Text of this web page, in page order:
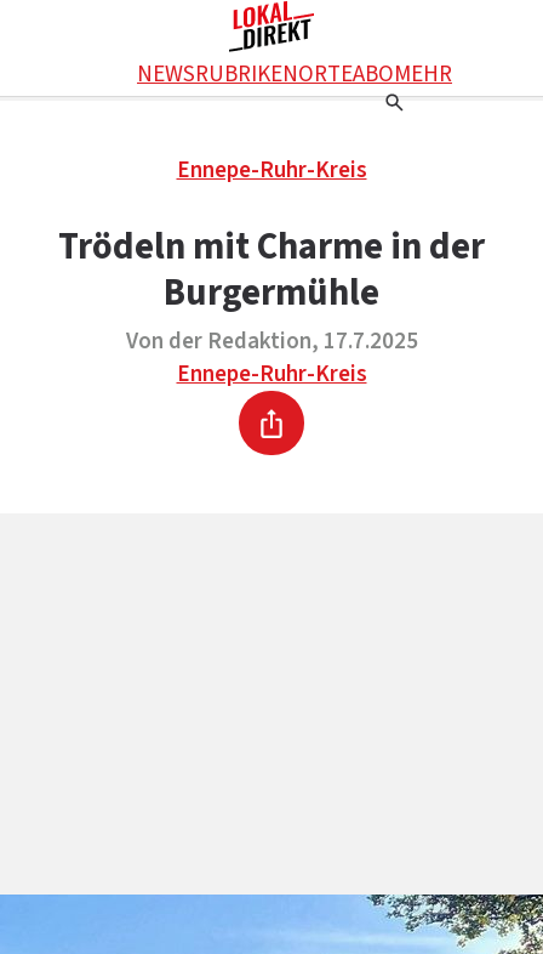
NEWSRUBRIKENORTEABOMEHR
Werbung schalten
Kontakt
WERBUNG SCHALTEN
KONTAKT
DAS TEAM
Ennepe-Ruhr-Kreis
Trödeln mit Charme in der
Burgermühle
Von der Redaktion, 17.7.2025
Ennepe-Ruhr-Kreis
Drucken